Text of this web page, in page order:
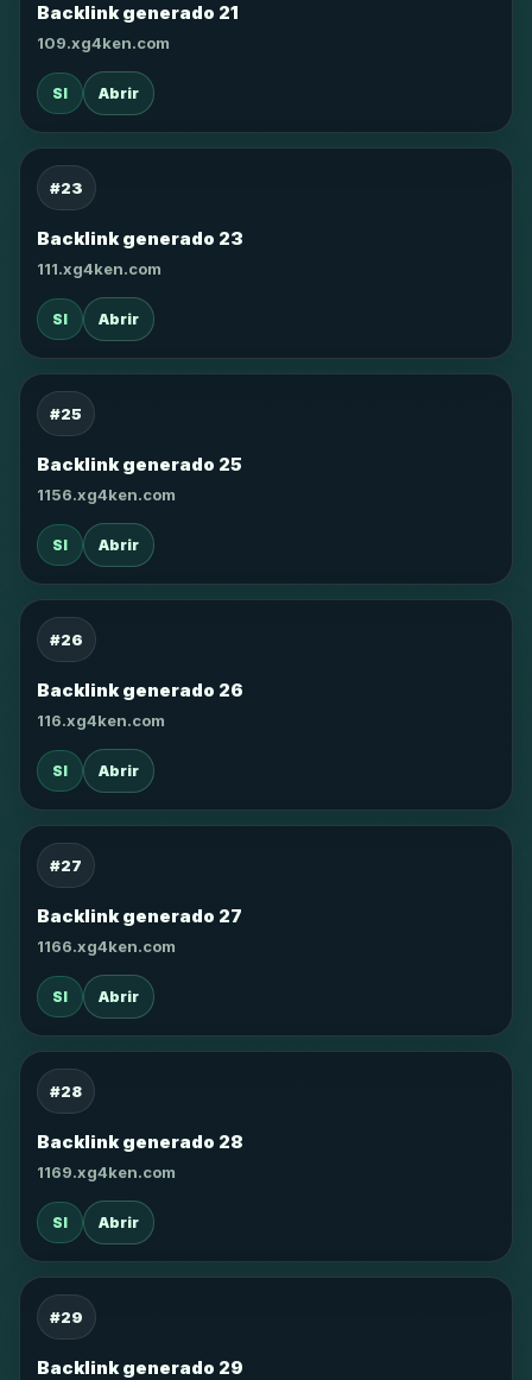
Backlink generado 21
109.xg4ken.com
SI Abrir
#23
Backlink generado 23
111.xg4ken.com
SI Abrir
#25
Backlink generado 25
1156.xg4ken.com
SI Abrir
#26
Backlink generado 26
116.xg4ken.com
SI Abrir
#27
Backlink generado 27
1166.xg4ken.com
SI Abrir
#28
Backlink generado 28
1169.xg4ken.com
SI Abrir
#29
Backlink generado 29